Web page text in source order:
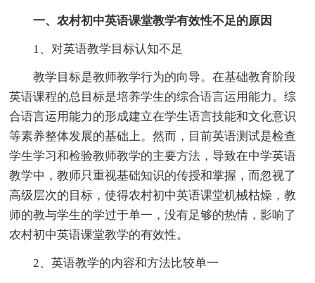
一、农村初中英语课堂教学有效性不足的原因
1、对英语教学目标认知不足
教学目标是教师教学行为的向导。在基础教育阶段
英语课程的总目标是培养学生的综合语言运用能力。综
合语言运用能力的形成建立在学生语言技能和文化意识
等素养整体发展的基础上。然而，目前英语测试是检查
学生学习和检验教师教学的主要方法，导致在中学英语
教学中，教师只重视基础知识的传授和掌握，而忽视了
高级层次的目标，使得农村初中英语课堂机械枯燥，教
师的教与学生的学过于单一，没有足够的热情，影响了
农村初中英语课堂教学的有效性。
2、英语教学的内容和方法比较单一